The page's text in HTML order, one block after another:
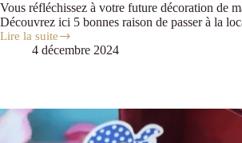
Vous réfléchissez à votre future décoration de
Découvrez ici 5 bonnes raison de passer à la
Lire la suite
4 décembre 2024